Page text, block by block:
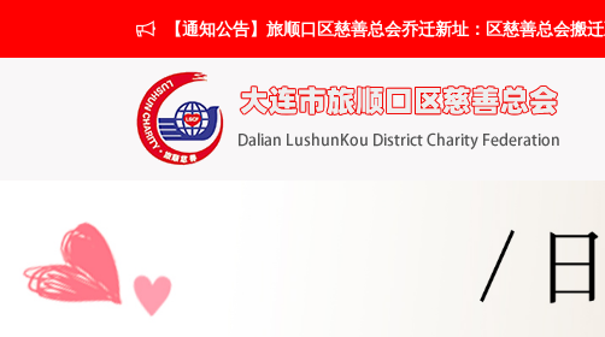
【通知公告】旅顺口区慈善总会乔迁新址：区慈善总会